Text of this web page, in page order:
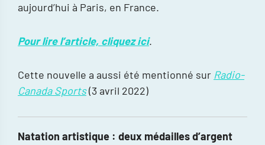
aujourd’hui à Paris, en France.
Pour lire l’article, cliquez ici.
Cette nouvelle a aussi été mentionné sur Radio-
Canada Sports(3 avril 2022)
Natation artistique : deux médailles d’argent